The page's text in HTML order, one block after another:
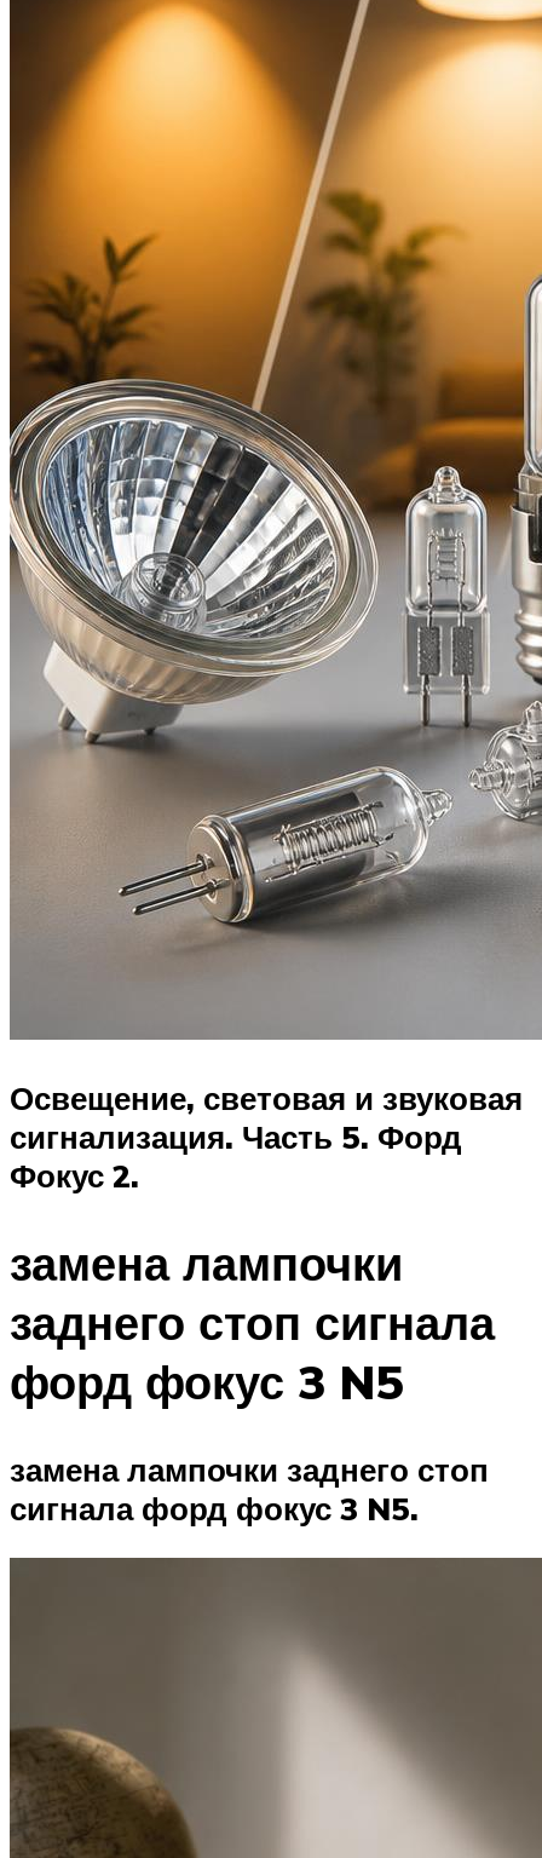
Освещение, световая и звуковая
сигнализация. Часть 5. Форд
Фокус 2.
замена лампочки
заднего стоп сигнала
форд фокус 3 N5
замена лампочки заднего стоп
сигнала форд фокус 3 N5.